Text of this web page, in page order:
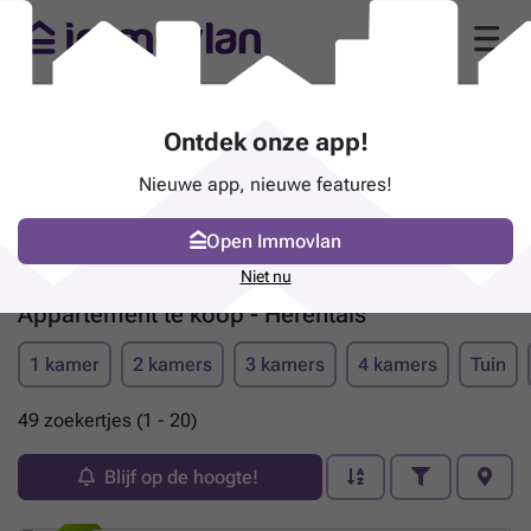
Appartement te koop - Herentals
1 kamer 2 kamers 3 kamers 4 kamers Tuin
49 zoekertjes (1 - 20)
Blijf op de hoogte!
Ontdek onze app!
Nieuwe app, nieuwe features!
Open Immovlan
Niet nu